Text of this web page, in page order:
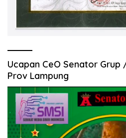
Ucapan CeO Senator Grup
Prov Lampung